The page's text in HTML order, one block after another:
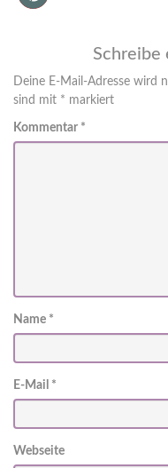
Schreibe
Deine E-Mail-Adresse wird
sind mit * markiert
Kommentar *
Name *
E-Mail *
Webseite